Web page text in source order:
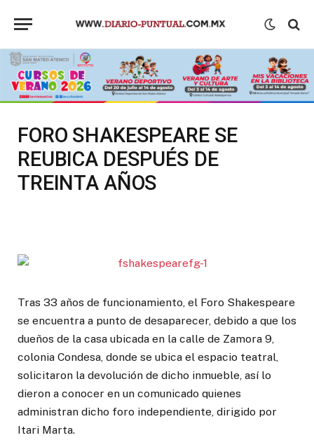
FORO SHAKESPEARE SE
REUBICA DESPUÉS DE
TREINTA AÑOS
Tras 33 años de funcionamiento, el Foro Shakespeare
se encuentra a punto de desaparecer, debido a que los
dueños de la casa ubicada en la calle de Zamora 9,
colonia Condesa, donde se ubica el espacio teatral,
solicitaron la devolución de dicho inmueble, así lo
dieron a conocer en un comunicado quienes
administran dicho foro independiente, dirigido por
Itari Marta.